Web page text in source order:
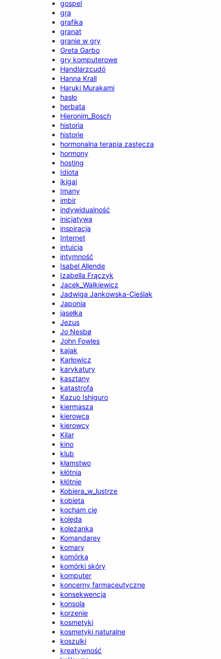
gospel
gra
grafika
granat
granie w gry
Greta Garbo
gry komputerowe
Handlarzcudó
Hanna Krall
Haruki Murakami
hasło
herbata
Hieronim_Bosch
historia
historie
hormonalna terapia zastęcza
hormony
hosting
Idiota
ikigai
Imany
imbir
indywidualność
inicjatywa
inspiracja
Internet
intuicja
intymność
Isabel Allende
Izabella Frączyk
Jacek_Walkiewicz
Jadwiga Jankowska-Cieślak
Japonia
jasełka
Jezus
Jo Nesbø
John Fowles
kajak
Karłowicz
karykatury
kasztany
katastrofa
Kazuo Ishiguro
kiermasza
kierowca
kierowcy
Kilar
kino
klub
kłamstwo
kłótnia
kłótnie
Kobiera_w_lustrze
kobieta
kocham cię
kolęda
koleżanka
Komandarev
komary
komórka
komórki skóry
komputer
koncerny farmaceutyczne
konsekwencja
konsola
korzenie
kosmetyki
kosmetyki naturalne
koszulki
kreatywność